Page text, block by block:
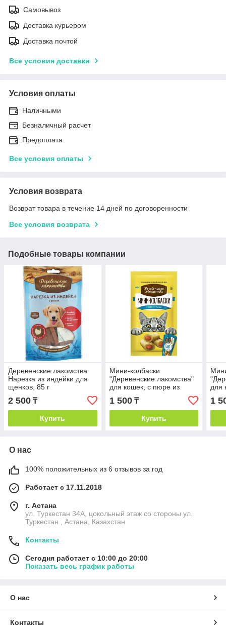
Самовывоз
Доставка курьером
Доставка почтой
Все условия доставки
Условия оплаты
Наличными
Безналичный расчет
Предоплата
Все условия оплаты
Условия возврата
Возврат товара в течение 14 дней по договоренности
Все условия возврата
Подобные товары компании
Деревенские лакомства
Нарезка из индейки для
щенков, 85 г
2 500 ₸
Купить
Мини-колбаски
"Деревенские лакомства"
для кошек, с пюре из
тунца (4 шт*10 г)
1 500₸
Купить
для
1
О нас
100% положительных из 6 отзывов за год
Работает с 17.11.2018
г. Астана
ул. Туркестан 34А, цокольный этаж со стороны ул.
Туркестан , Астана, Казахстан
Контакты
Сегодня работает с 10:00 до 20:00
Показать весь график работы
О нас
Контакты